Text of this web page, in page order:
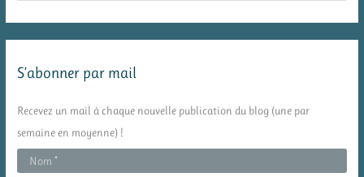
rS’abonner par mail
Recevez un mail à chaque nouvelle publication du blog (une par
semaine en moyenne) !